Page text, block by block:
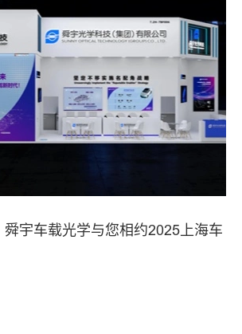
舜宇车载光学与您相约2025上海车